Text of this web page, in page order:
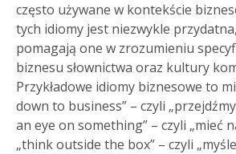
często używane w kontekście
tych idiomy jest niezwykle
pomagają one w zrozumieniu
biznesu słownictwa oraz kultury
Przykładowe idiomy biznesowe to
down to business” – czyli
an eye on something” – czyli „mieć
„think outside the box” – czyli